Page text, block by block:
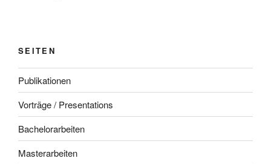
SEITEN
Publikationen
Vorträge / Presentations
Bachelorarbeiten
Masterarbeiten